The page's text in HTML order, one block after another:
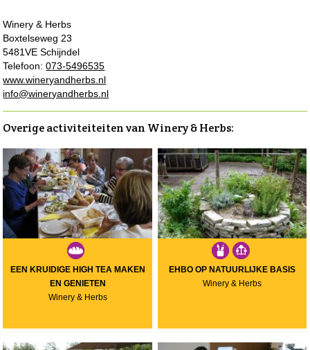
Winery & Herbs
Boxtelseweg 23
5481VE Schijndel
Telefoon:073-5496535
www.wineryandherbs.nl
info@wineryandherbs.nl
Overige activiteiteiten van Winery & Herbs:
EEN KRUIDIGE HIGH TEA MAKEN
EN GENIETEN
Winery & Herbs
EHBO OP NATUURLIJKE BASIS
Winery & Herbs